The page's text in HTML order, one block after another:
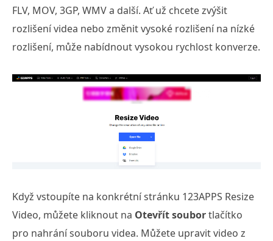
FLV, MOV, 3GP, WMV a další. Ať už chcete zvýšit
rozlišení videa nebo změnit vysoké rozlišení na nízké
rozlišení, může nabídnout vysokou rychlost konverze.
Když vstoupíte na konkrétní stránku 123APPS Resize
Video, můžete kliknout na Otevřít soubortlačítko
pro nahrání souboru videa. Můžete upravit video z